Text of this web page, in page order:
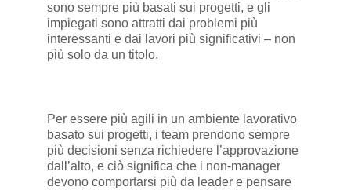
sono sempre più basati sui progetti, e gli
impiegati sono attratti dai problemi più
interessanti e dai lavori più significativi – non
più solo da un titolo.
Per essere più agili in un ambiente lavorativo
basato sui progetti, i team prendono sempre
più decisioni senza richiedere l’approvazione
dall’alto, e ciò significa che i non-manager
devono comportarsi più da leader e pensare